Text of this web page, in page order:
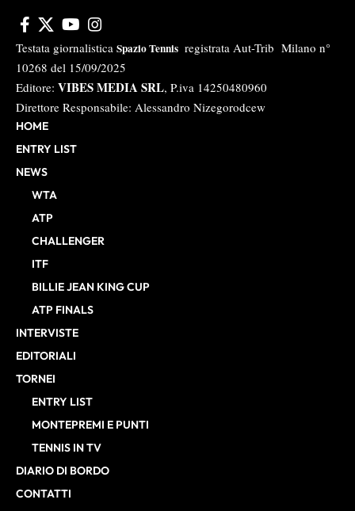
Testata giornalistica Spazio Tennis registrata Aut-Trib Milano n°
10268 del 15/09/2025
Editore: VIBES MEDIA SRL, P.iva 14250480960
Direttore Responsabile: Alessandro Nizegorodcew
HOME
ENTRY LIST
NEWS
WTA
ATP
CHALLENGER
ITF
BILLIE JEAN KING CUP
ATP FINALS
INTERVISTE
EDITORIALI
TORNEI
ENTRY LIST
MONTEPREMI E PUNTI
TENNIS IN TV
DIARIO DI BORDO
CONTATTI